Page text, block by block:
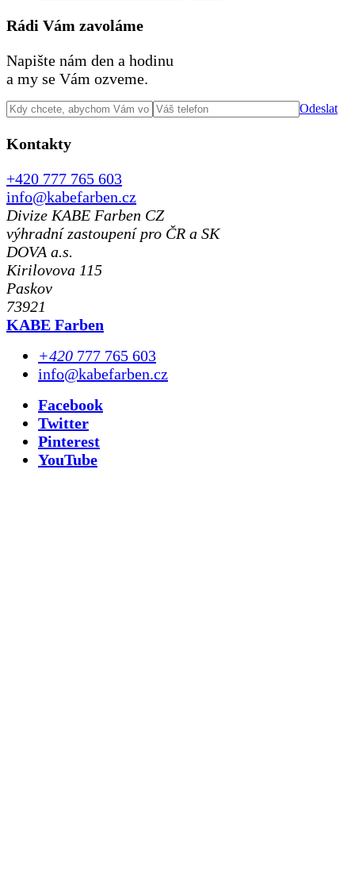
Rádi Vám zavoláme
Napište nám den a hodinu
a my se Vám ozveme.
Odeslat
Kontakty
+420 777 765 603
info@kabefarben.cz
Divize KABE Farben CZ
výhradní zastoupení pro ČR a SK
DOVA a.s.
Kirilovova 115
Paskov
73921
KABE Farben
+420 777 765 603
info@kabefarben.cz
Facebook
Twitter
Pinterest
YouTube